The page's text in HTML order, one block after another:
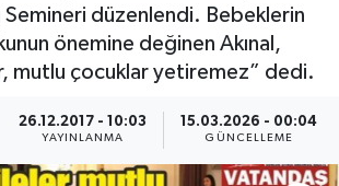
Semineri düzenlendi. Bebeklerin
önemine değinen Akınal,
mutlu çocuklar yetiremez” dedi.
26.12.2017 - 10:03
YAYINLANMA
15.03.2026 - 00:04
GÜNCELLEME